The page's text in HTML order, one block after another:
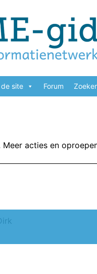
site Forum
Meer acties en